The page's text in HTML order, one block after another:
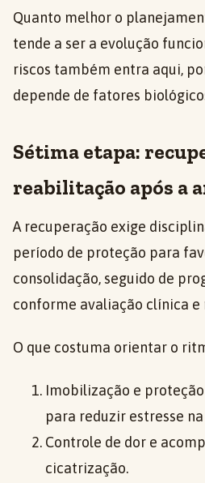
Quanto melhor o
tende a ser a evolução
riscos também entra aqui,
depende de fatores
Sétima etapa:
reabilitação após a
A recuperação exige
período de proteção para
consolidação, seguido de
conforme avaliação clínica e
O que costuma orientar o
Imobilização e
para reduzir estresse
Controle de dor e
cicatrização.